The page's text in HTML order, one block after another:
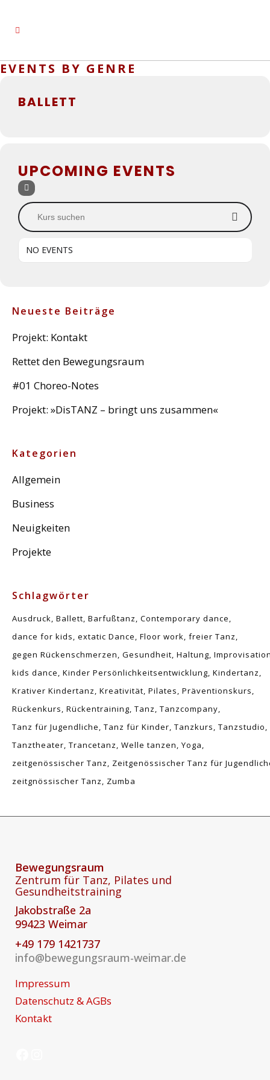
EVENTS BY GENRE
BALLETT
UPCOMING EVENTS
Kurs suchen
NO EVENTS
Neueste Beiträge
Projekt: Kontakt
Rettet den Bewegungsraum
#01 Choreo-Notes
Projekt: »DisTANZ – bringt uns zusammen«
Kategorien
Allgemein
Business
Neuigkeiten
Projekte
Schlagwörter
Ausdruck Ballett Barfußtanz Contemporary dance
dance for kids extatic Dance Floor work freier Tanz
gegen Rückenschmerzen Gesundheit Haltung
kids dance Kinder Persönlichkeitsentwicklung Kindertanz
Krativer Kindertanz Kreativität Pilates Präventionskurs
Rückenkurs Rückentraining Tanz Tanzcompany
Tanz für Jugendliche Tanz für Kinder Tanzkurs Tanzstudio
Tanztheater Trancetanz Welle tanzen Yoga
zeitgenössischer Tanz
Zeitgenössischer Tanz für
zeitgnössischer Tanz
Zumba
Bewegungsraum
Zentrum für Tanz, Pilates und
Gesundheitstraining
Jakobstraße 2a
99423 Weimar
+49 179 1421737
info@bewegungsraum-weimar.de
Impressum
Datenschutz & AGBs
Kontakt